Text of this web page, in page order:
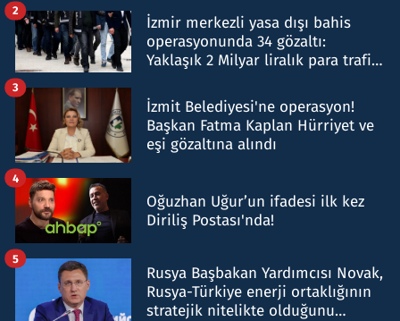
İzmir merkezli yasa dışı bahis
operasyonunda 34 gözaltı:
Yaklaşık 2 Milyar liralık para trafiği
2
İzmit Belediyesi'ne operasyon!
Başkan Fatma Kaplan Hürriyet ve
eşi gözaltına alındı
3
Oğuzhan Uğur’un ifadesi ilk kez
Diriliş Postası'nda!
4
Rusya Başbakan Yardımcısı Novak,
Rusya-Türkiye enerji ortaklığının
stratejik nitelikte olduğunu
5